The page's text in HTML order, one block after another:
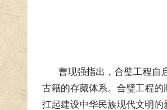
曹现强指出，合璧工程自
古籍的存藏体系。合璧工程
扛起建设中华民族现代文明的